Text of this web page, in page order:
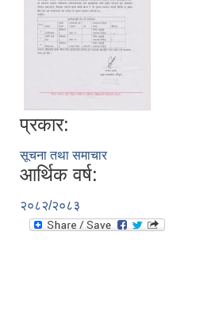
प्रकार:
सूचना तथा समाचार
आर्थिक वर्ष:
२०८२/२०८३